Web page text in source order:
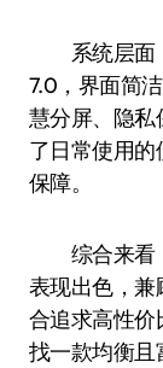
系统层面，
7.0，界面简
慧分屏、隐私
了日常使用
保障。
综合来看，
表现出色，兼
合追求高性价
找一款均衡且